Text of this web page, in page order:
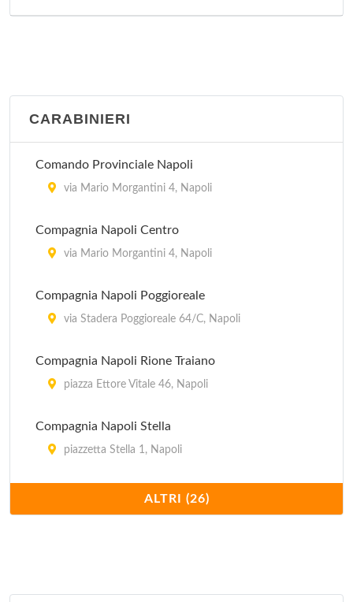
CARABINIERI
Comando Provinciale Napoli
via Mario Morgantini 4, Napoli
Compagnia Napoli Centro
via Mario Morgantini 4, Napoli
Compagnia Napoli Poggioreale
via Stadera Poggioreale 64/C, Napoli
Compagnia Napoli Rione Traiano
piazza Ettore Vitale 46, Napoli
Compagnia Napoli Stella
piazzetta Stella 1, Napoli
Compagnia Napoli Vomero
via Genio 7, Napoli
ALTRI (26)